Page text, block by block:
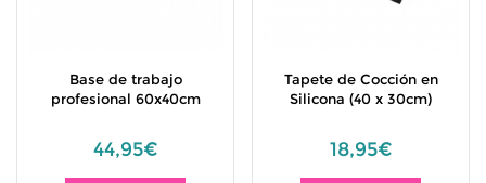
Base de trabajo
profesional 60x40cm
44,95€
Tapete de Cocción en
Silicona (40 x 30cm)
18,95€